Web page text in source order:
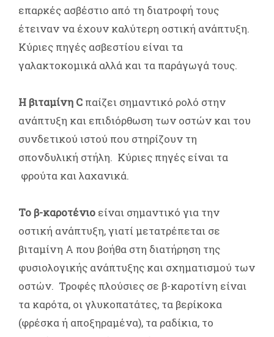
επαρκές ασβέστιο από τη διατροφή τους
έτειναν να έχουν καλύτερη οστική ανάπτυξη.
Κύριες πηγές ασβεστίου είναι τα
γαλακτοκομικά αλλά και τα παράγωγά τους.
Η βιταμίνη C παίζει σημαντικό ρολό στην
ανάπτυξη και επιδιόρθωση των οστών και του
συνδετικού ιστού που στηρίζουν τη
σπονδυλική στήλη. Κύριες πηγές είναι τα
φρούτα και λαχανικά.
Το β-καροτένιο είναι σημαντικό για την
οστική ανάπτυξη, γιατί μετατρέπεται σε
βιταμίνη Α που βοήθα στη διατήρηση της
φυσιολογικής ανάπτυξης και σχηματισμού των
οστών. Τροφές πλούσιες σε β-καροτίνη είναι
τα καρότα, οι γλυκοπατάτες, τα βερίκοκα
(φρέσκα ή αποξηραμένα), τα ραδίκια, το